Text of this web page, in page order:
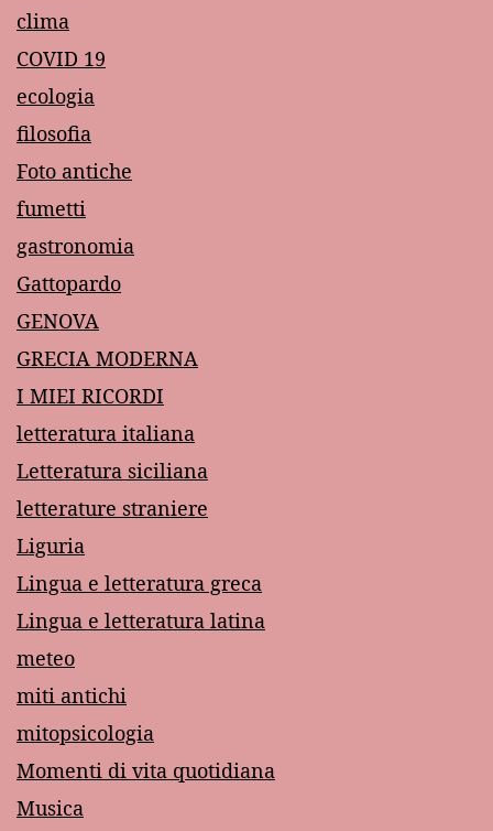
clima
COVID 19
ecologia
filosofia
Foto antiche
fumetti
gastronomia
Gattopardo
GENOVA
GRECIA MODERNA
I MIEI RICORDI
letteratura italiana
Letteratura siciliana
letterature straniere
Liguria
Lingua e letteratura greca
Lingua e letteratura latina
meteo
miti antichi
mitopsicologia
Momenti di vita quotidiana
Musica